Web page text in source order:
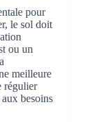
pour
le sol doit
ou un
meilleure
régulier
besoins